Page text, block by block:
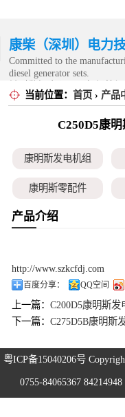
康柴（深圳）电力
Committed to the
diesel generator sets.
务范围内。
当前位置： 首页 › 产品
C250D5康明
康明斯发电机组
康明斯零配件
产品介绍
http://www.szkcfdj.com
百度分享： QQ空间
上一篇：C200D5康明斯发
下一篇：C275D5B康明斯
粤ICP备15040206号
0755-84065367
康明斯发电机组
静音发电机组
移动发电机组
发电机租赁
CPG原厂整机